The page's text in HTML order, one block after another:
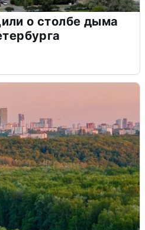
о столбе дыма